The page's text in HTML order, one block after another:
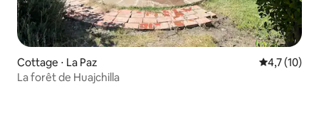
Cottage ⋅ La Paz Évaluation
4,7 (10)
La forêt de Huajchilla